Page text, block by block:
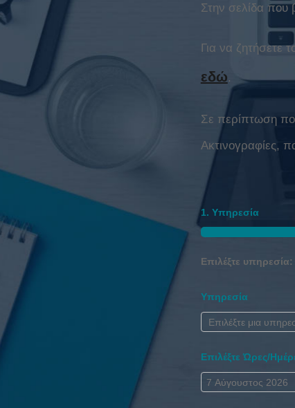
Στην σελίδα που
Για να ζητήσετε
εδώ.
Σε περίπτωση
Ακτινογραφίες,
1. Υπηρεσία
Επιλέξτε υπηρεσία:
Υπηρεσία
Επιλέξτε Ώρες/